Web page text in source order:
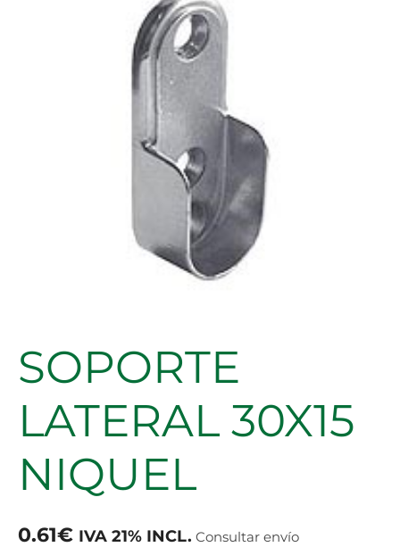
SOPORTE
LATERAL 30X15
NIQUEL
0.61€ IVA 21% INCL. Consultar envío